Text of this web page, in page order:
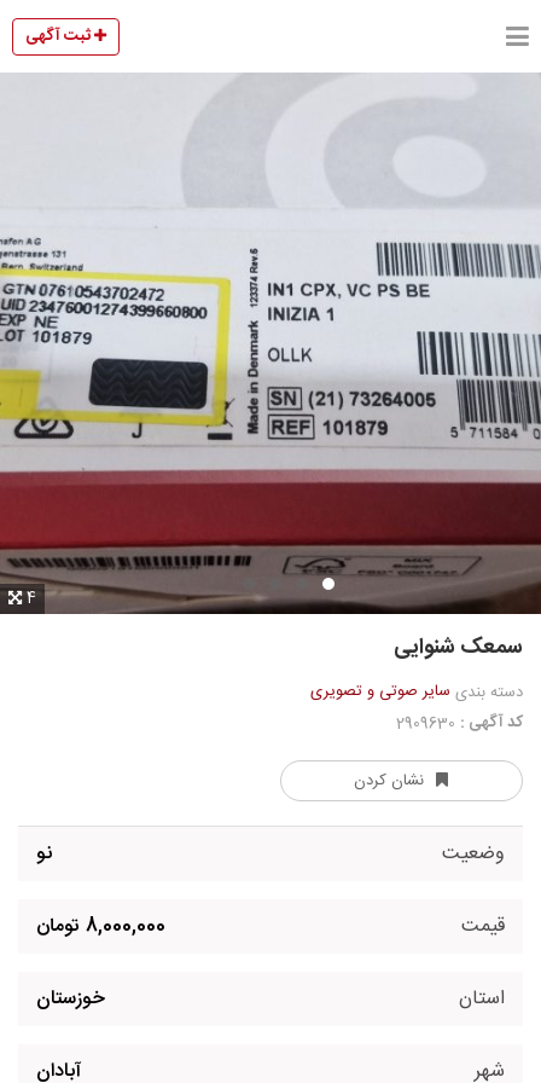
ثبت آگهی
4
سمعک شنوایی
دسته بندی سایر صوتی و تصویری
کد آگهی :
نشان کردن
وضعیت نو
قیمت 8,000,000 تومان
استان خوزستان
شهر آبادان